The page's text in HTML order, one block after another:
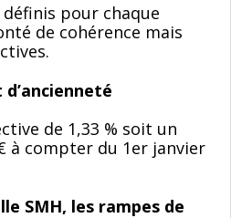
pour chaque
de cohérence mais
de 1,33 % soit un
à compter du 1er janvier
SMH, les rampes de